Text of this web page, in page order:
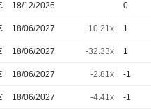
18/12/2026 0
18/06/2027 10.21x 1
18/06/2027 -32.33x 1
18/06/2027 -2.81x -1
18/06/2027 -4.41x -1